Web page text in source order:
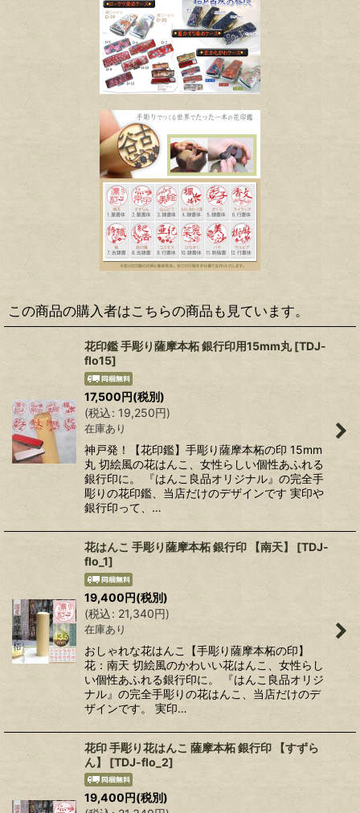
この商品の購入者はこちらの商品も見ています。
花印鑑 手彫り薩摩本柘 銀行印用15mm丸 [TDJ-
flo15]
17,500円(税別)
(税込: 19,250円)
在庫あり
神戸発！【花印鑑】手彫り薩摩本柘の印 15mm
丸 切絵風の花はんこ、女性らしい個性あふれる
銀行印に。 『はんこ良品オリジナル』の完全手
彫りの花印鑑、当店だけのデザインです 実印や
銀行印って、…
花はんこ 手彫り薩摩本柘 銀行印 【南天】 [TDJ-
flo_1]
19,400円(税別)
(税込: 21,340円)
在庫あり
おしゃれな花はんこ【手彫り薩摩本柘の印】
花：南天 切絵風のかわいい花はんこ、女性らし
い個性あふれる銀行印に。 『はんこ良品オリジ
ナル』の完全手彫りの花はんこ、当店だけのデ
ザインです。 実印…
花印 手彫り花はんこ 薩摩本柘 銀行印 【すずら
ん】
[TDJ-flo_2]
19,400円(税別)